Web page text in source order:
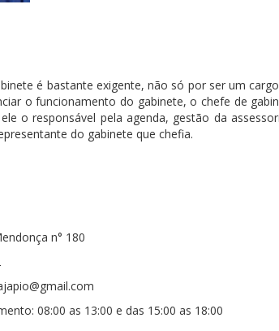
é bastante exigente, não só por ser um
o funcionamento do gabinete, o chefe de
o responsável pela agenda, gestão da
do gabinete que chefia.
n° 180
08:00 as 13:00 e das 15:00 as 18:00